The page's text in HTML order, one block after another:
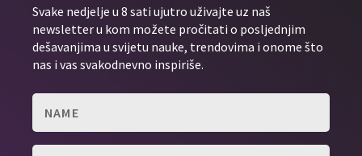
Svake nedjelje u 8 sati ujutro uživajte uz naš
newsletter u kom možete pročitati o posljednjim
dešavanjima u svijetu nauke, trendovima i onome što
nas i vas svakodnevno inspiriše.